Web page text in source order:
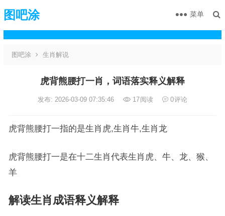
图吧涂 菜单
图吧涂 生肖解说
虎背熊腰打一肖，词语落实释义解释
发布: 2026-03-09 07:35:46 17阅读 0评论
虎背熊腰打一指的是生肖虎,生肖牛,生肖龙
虎背熊腰打一是在十二生肖代表生肖虎、牛、龙、猴、
羊
解读生肖成语释义解释